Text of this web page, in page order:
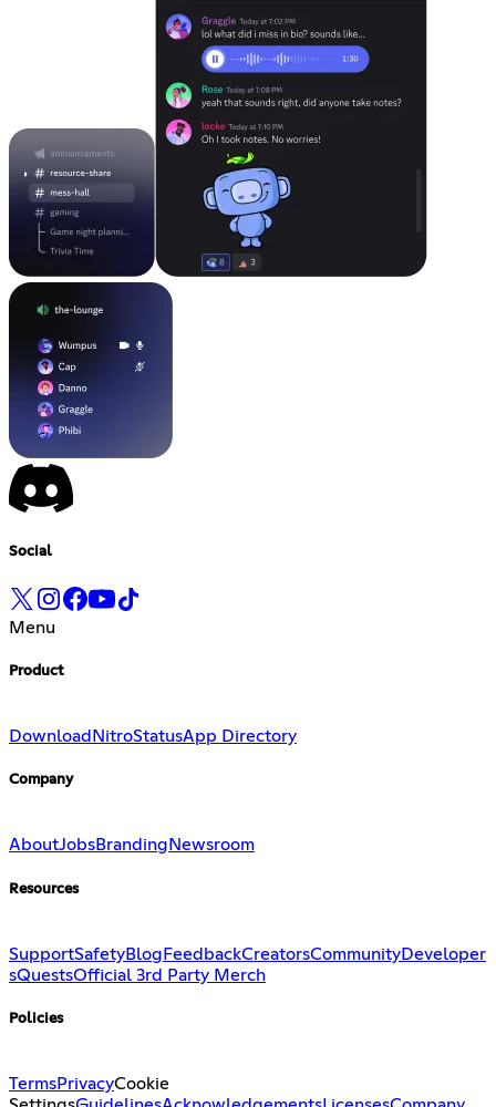
Social
Menu
Product
Download NitroStatusApp Directory
Company
AboutJobsBranding Newsroom
Resources
SupportSafetyBlog FeedbackCreatorsCommunityDeveloper
sQuestsOfficial 3rd Party Merch
Policies
TermsPrivacyCookie